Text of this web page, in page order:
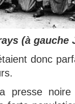
(à gauche
donc
presse